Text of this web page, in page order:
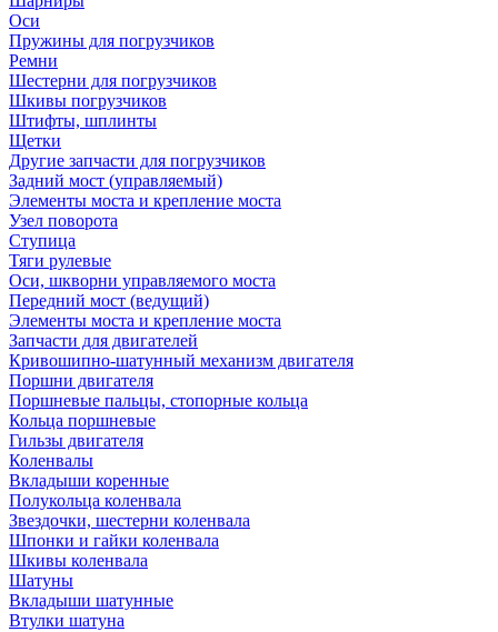
Оси
Пружины для погрузчиков
Ремни
Шестерни для погрузчиков
Шкивы погрузчиков
Штифты, шплинты
Щетки
Другие запчасти для погрузчиков
Задний мост (управляемый)
Элементы моста и крепление моста
Узел поворота
Ступица
Тяги рулевые
Оси, шкворни управляемого моста
Передний мост (ведущий)
Элементы моста и крепление моста
Запчасти для двигателей
Кривошипно-шатунный механизм двигателя
Поршни двигателя
Поршневые пальцы, стопорные кольца
Кольца поршневые
Гильзы двигателя
Коленвалы
Вкладыши коренные
Полукольца коленвала
Звездочки, шестерни коленвала
Шпонки и гайки коленвала
Шкивы коленвала
Шатуны
Вкладыши шатунные
Втулки шатуна